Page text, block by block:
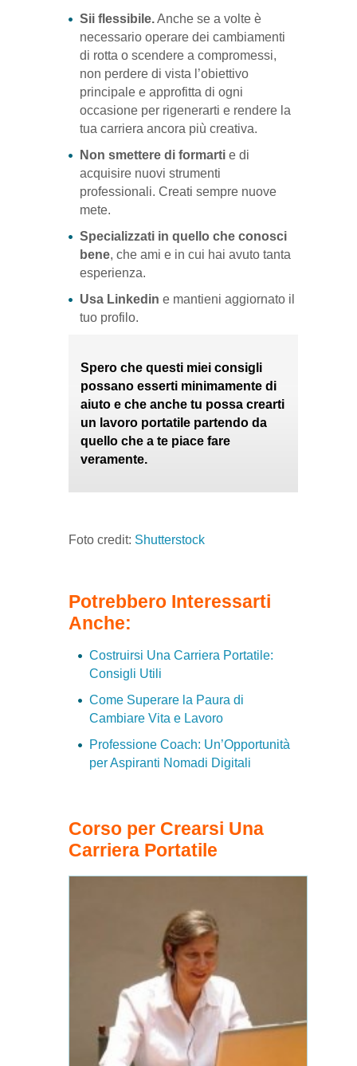
Sii flessibile.Anche se a volte è
necessario operare dei cambiamenti
di rotta o scendere a compromessi,
non perdere di vista l’obiettivo
principale e approfitta di ogni
occasione per rigenerarti e rendere la
tua carriera ancora più creativa.
Non smettere di formarti e di
acquisire nuovi strumenti
professionali. Creati sempre nuove
mete.
Specializzati in quello che conosci
bene, che ami e in cui hai avuto tanta
esperienza.
Usa Linkedin e mantieni aggiornato il
tuo profilo.
Spero che questi miei consigli
possano esserti minimamente di
aiuto e che anche tu possa crearti
un lavoro portatile partendo da
quello che a te piace fare
veramente.
Foto credit: Shutterstock
Potrebbero Interessarti
Anche:
Costruirsi Una Carriera Portatile:
Consigli Utili
Come Superare la Paura di
Cambiare Vita e Lavoro
Professione Coach: Un’Opportunità
per Aspiranti Nomadi Digitali
Corso per Crearsi Una
Carriera Portatile